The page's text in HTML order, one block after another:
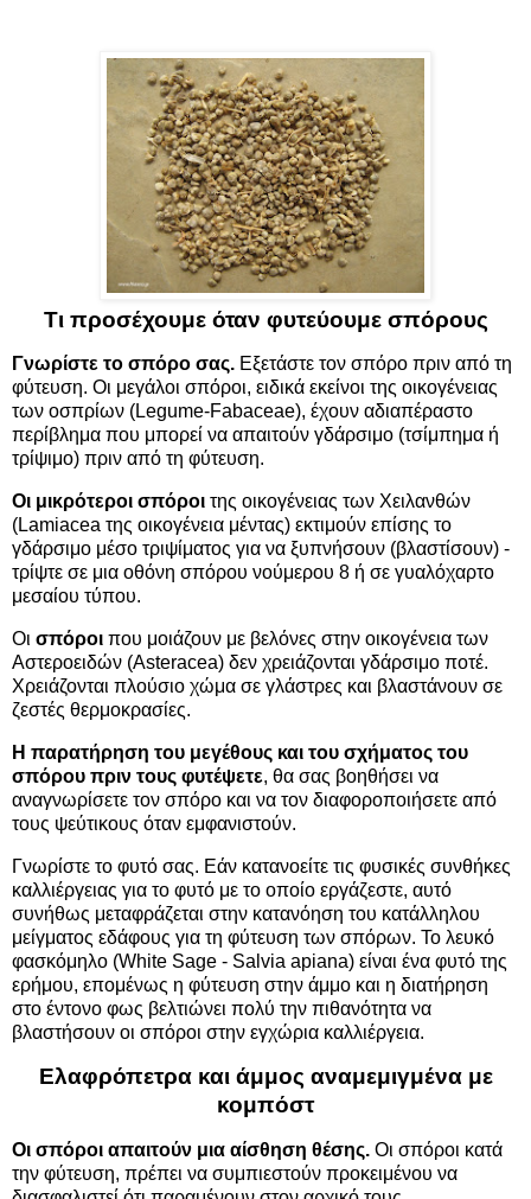
Τι προσέχουμε όταν φυτεύουμε σπόρους
Γνωρίστε το σπόρο σας. Εξετάστε τον σπόρο πριν από τη
φύτευση. Οι μεγάλοι σπόροι, ειδικά εκείνοι της οικογένειας
των οσπρίων (Legume-Fabaceae), έχουν αδιαπέραστο
περίβλημα που μπορεί να απαιτούν γδάρσιμο (τσίμπημα ή
τρίψιμο) πριν από τη φύτευση.
Οι μικρότεροι σπόροι της οικογένειας των Χειλανθών
(Lamiacea της οικογένεια μέντας) εκτιμούν επίσης το
γδάρσιμο μέσο τριψίματος για να ξυπνήσουν (βλαστίσουν) -
τρίψτε σε μια οθόνη σπόρου νούμερου 8 ή σε γυαλόχαρτο
μεσαίου τύπου.
Οι σπόροι που μοιάζουν με βελόνες στην οικογένεια των
Αστεροειδών (Asteracea) δεν χρειάζονται γδάρσιμο ποτέ.
Χρειάζονται πλούσιο χώμα σε γλάστρες και βλαστάνουν σε
ζεστές θερμοκρασίες.
Η παρατήρηση του μεγέθους και του σχήματος του
σπόρου πριν τους φυτέψετε, θα σας βοηθήσει να
αναγνωρίσετε τον σπόρο και να τον διαφοροποιήσετε από
τους ψεύτικους όταν εμφανιστούν.
Γνωρίστε το φυτό σας. Εάν κατανοείτε τις φυσικές συνθήκες
καλλιέργειας για το φυτό με το οποίο εργάζεστε, αυτό
συνήθως μεταφράζεται στην κατανόηση του κατάλληλου
μείγματος εδάφους για τη φύτευση των σπόρων. Το λευκό
φασκόμηλο (White Sage - Salvia apiana) είναι ένα φυτό της
ερήμου, επομένως η φύτευση στην άμμο και η διατήρηση
στο έντονο φως βελτιώνει πολύ την πιθανότητα να
βλαστήσουν οι σπόροι στην εγχώρια καλλιέργεια.
Ελαφρόπετρα και άμμος αναμεμιγμένα με
κομπόστ
Οι σπόροι απαιτούν μια αίσθηση θέσης. Οι σπόροι κατά
την φύτευση, πρέπει να συμπιεστούν προκειμένου να